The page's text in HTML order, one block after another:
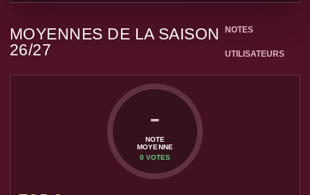
MOYENNES DE LA SAISON
26/27
NOTES
UTILISATEURS
-
NOTE
MOYENNE
0 VOTES